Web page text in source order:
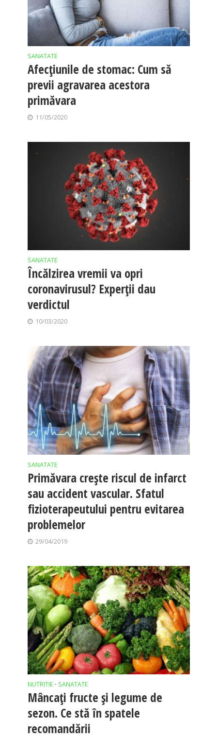
SANATATE
Afecțiunile de stomac: Cum să
previi agravarea acestora
primăvara
11/05/2020
SANATATE
Încălzirea vremii va opri
coronavirusul? Experții dau
verdictul
10/03/2020
SANATATE
Primăvara creşte riscul de infarct
sau accident vascular. Sfatul
fizioterapeutului pentru evitarea
problemelor
29/04/2019
NUTRITIE • SANATATE
Mâncați fructe și legume de
sezon. Ce stă în spatele
recomandării